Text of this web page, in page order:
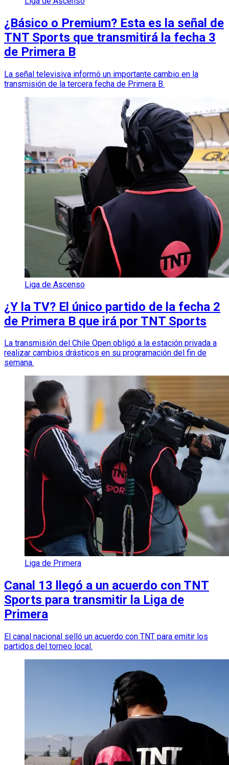
¿Básico o Premium? Esta es la señal de
TNT Sports que transmitirá la fecha 3
de Primera B
La señal televisiva informó un importante cambio en la
transmisión de la tercera fecha de Primera B.
Liga de Ascenso
¿Y la TV? El único partido de la fecha 2
de Primera B que irá por TNT Sports
La transmisión del Chile Open obligó a la estación privada a
realizar cambios drásticos en su programación del fin de
semana.
Liga de Primera
Canal 13 llegó a un acuerdo con TNT
Sports para transmitir la Liga de
Primera
El canal nacional selló un acuerdo con TNT para emitir los
partidos del torneo local.